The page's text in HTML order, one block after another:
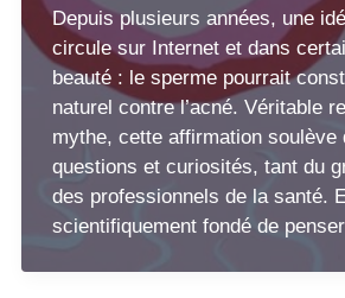
Depuis plusieurs années, une
circule sur Internet et dans
beauté : le sperme pourrait
naturel contre l’acné. Véritable
mythe, cette affirmation soulève
questions et curiosités, tant du
des professionnels de la santé.
scientifiquement fondé de